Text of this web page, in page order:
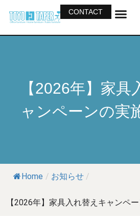
CONTACT
【2026年】家具
ャンペーンの実
Home / お知らせ /
【2026年】家具入れ替えキャンペ